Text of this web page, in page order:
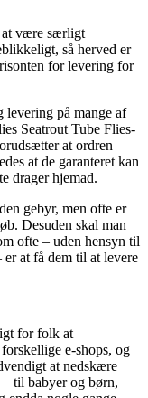
at være særligt
så herved er
for levering for
levering på mange af
Seatrout Tube Flies-
at ordren
at de garanteret kan
drager hjemad.
gebyr, men ofte er
Desuden skal man
ofte – uden hensyn til
er at få dem til at levere
for folk at
e-shops, og
at nedskære
til babyer og børn,